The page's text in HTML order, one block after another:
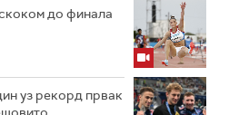
до финала
уз рекорд првак